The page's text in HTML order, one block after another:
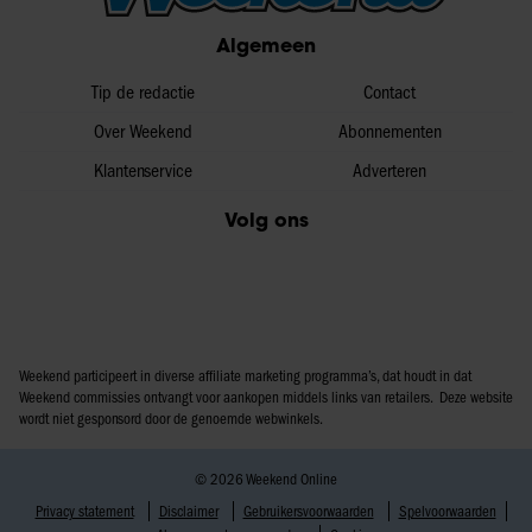
partners kunnen deze gegevens combineren met andere
informatie die u aan ze heeft verstrekt of die ze hebben
gaat akkoord met onze cookies als u onze website blijft
gebruiken.
Algemeen
Tip de redactie
Over Weekend
Klantenservice
Contact
Abonnementen
Adverteren
Volg ons
Weekend participeert in diverse affiliate marketing programma’s, dat houdt in dat
Weekend commissies ontvangt voor aankopen middels links van retailers. Deze website
wordt niet gesponsord door de genoemde webwinkels.
© 2026 Weekend Online
Privacy statement
Disclaimer Gebruikersvoorwaarden
Spelvoorwaarden